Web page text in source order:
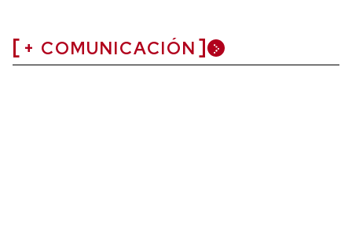
+ COMUNICACIÓN